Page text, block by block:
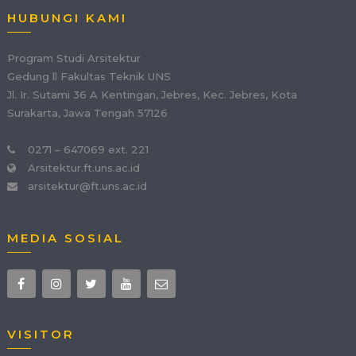
HUBUNGI KAMI
Program Studi Arsitektur
Gedung ll Fakultas Teknik UNS
Jl. Ir. Sutami 36 A Kentingan, Jebres, Kec. Jebres, Kota
Surakarta, Jawa Tengah 57126
0271 – 647069 ext. 221
Arsitektur.ft.uns.ac.id
arsitektur@ft.uns.ac.id
MEDIA SOSIAL
VISITOR